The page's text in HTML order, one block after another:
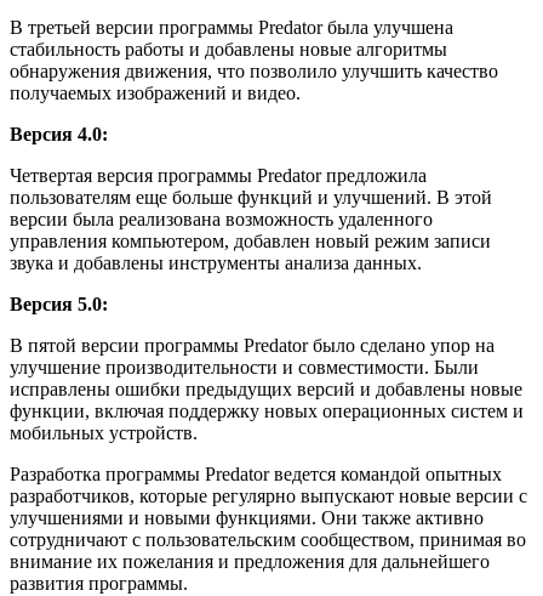
В третьей версии программы Predator была улучшена
стабильность работы и добавлены новые алгоритмы
обнаружения движения, что позволило улучшить качество
получаемых изображений и видео.
Версия 4.0:
Четвертая версия программы Predator предложила
пользователям еще больше функций и улучшений. В этой
версии была реализована возможность удаленного
управления компьютером, добавлен новый режим записи
звука и добавлены инструменты анализа данных.
Версия 5.0:
В пятой версии программы Predator было сделано упор на
улучшение производительности и совместимости. Были
исправлены ошибки предыдущих версий и добавлены новые
функции, включая поддержку новых операционных систем и
мобильных устройств.
Разработка программы Predator ведется командой опытных
разработчиков, которые регулярно выпускают новые версии с
улучшениями и новыми функциями. Они также активно
сотрудничают с пользовательским сообществом, принимая во
внимание их пожелания и предложения для дальнейшего
развития программы.